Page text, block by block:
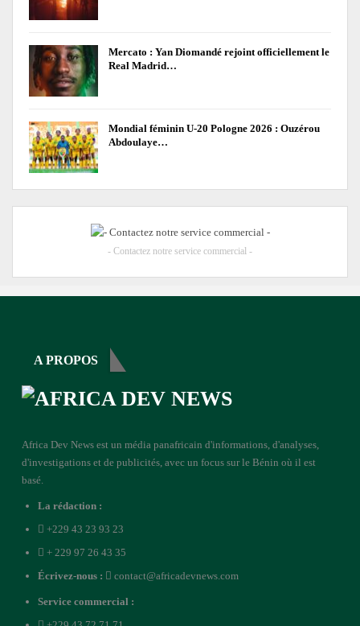
Mercato : Yan Diomandé rejoint officiellement le
Real Madrid…
Mondial féminin U-20 Pologne 2026 : Ouzérou
Abdoulaye…
- Contactez notre service commercial -
A PROPOS
Africa Dev News est un média panafricain d'informations, d'analyses,
d'investigations et de publicités, avec un focus sur le Bénin où il est
basé.
La rédaction :
+229 43 23 93 23
+ 229 97 26 43 35
Écrivez-nous :
contact@africadevnews.com
Service commercial :